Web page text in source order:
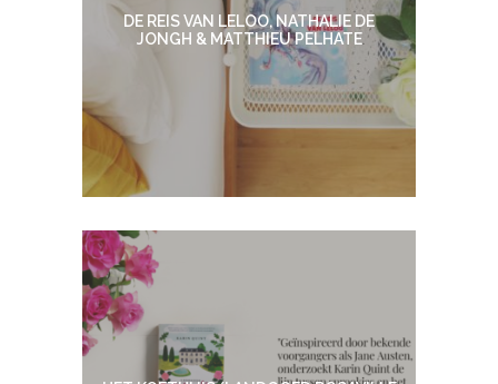
DE REIS VAN LELOO, NATHALIE DE
JONGH & MATTHIEU PELHATE